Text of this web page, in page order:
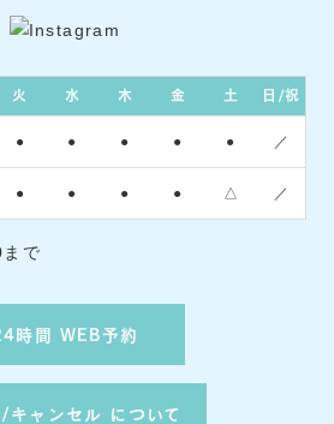
火 水 木 金 土 日/祝
● ● ● ● ● ／
● ● ● ● △ ／
で
時間 WEB予約
キャンセル について